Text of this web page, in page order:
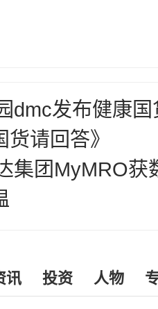
dmc发布健康
请回答》
集团MyMRO获
讯 投资 人物